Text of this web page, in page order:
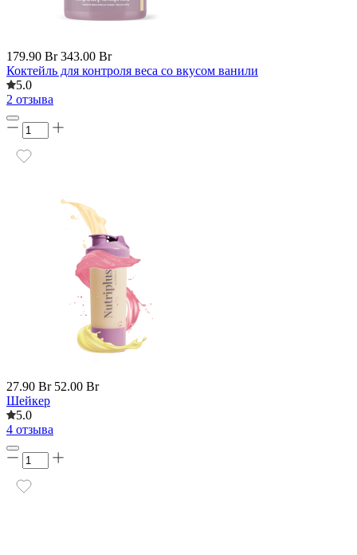
179.90 Br 343.00 Br
Коктейль для контроля веса со вкусом ванили
5.0
2 отзыва
27.90 Br 52.00 Br
Шейкер
5.0
4 отзыва